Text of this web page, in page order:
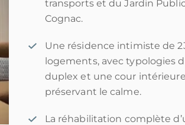
transports et du Jardin
Cognac.
Une résidence intimiste de
logements, avec typologies
duplex et une cour
préservant le calme.
La réhabilitation complète